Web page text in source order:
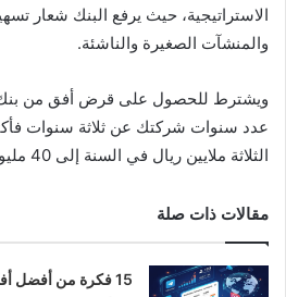
الاستراتيجية، حيث يرفع البنك شعار
والمنشآت الصغيرة والناشئة.
ويشترط للحصول على قرض أفق من بنك
عدد سنوات شركتك عن ثلاثة سنوات
الثلاثة ملايين ريال في السنة إلى 40 مليون ريال.
مقالات ذات صلة
15 فكرة من أفضل